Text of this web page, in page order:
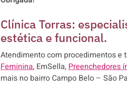
Clínica Torras:
estética e funcional.
Atendimento com procedimentos e
Feminina, EmSella,Preenchedores
mais no bairro Campo Belo – São